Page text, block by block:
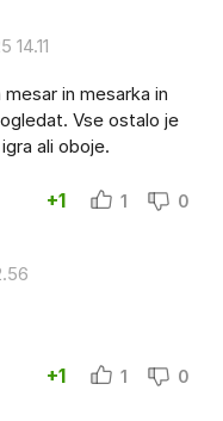
14.11
in mesarka in
Vse ostalo je
ali oboje.
+1 1 0
+1 1 0